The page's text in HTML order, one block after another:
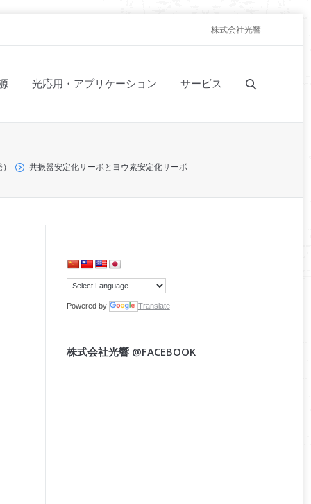
株式会社光響
光応用・アプリケーション サービス
共振器安定化サーボとヨウ素安定化サーボ
Powered by Translate
株式会社光響 @FACEBOOK